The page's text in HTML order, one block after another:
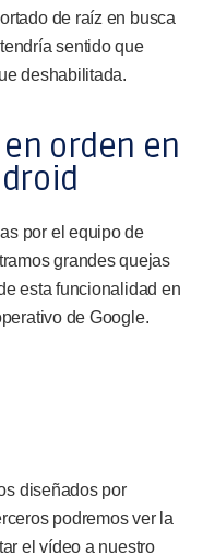
de raíz en busca
sentido que
deshabilitada.
orden en
por el equipo de
grandes quejas
esta funcionalidad en
de Google.
diseñados por
podremos ver la
el vídeo a nuestro